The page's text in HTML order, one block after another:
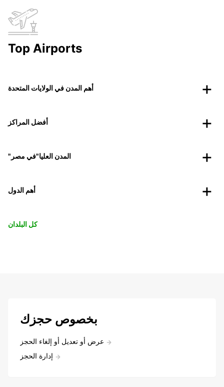
Top Airports
أهم المدن في الولايات المتحدة
أفضل المراكز
"المدن العليا"في مصر
أهم الدول
كل البلدان
بخصوص حجزك
عرض أو تعديل أو إلغاء الحجز
إدارة الحجز